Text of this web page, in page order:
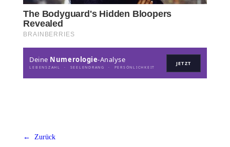
Deine Numerologie-Analyse
LEBENSZAHL · SEELENDRANG · PERSÖNLICHKEIT
JETZT
← Zurück